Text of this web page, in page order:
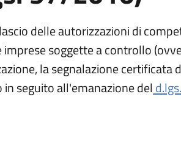
delle autorizzazioni di
soggette a controllo
la segnalazione certificata
seguito all'emanazione del